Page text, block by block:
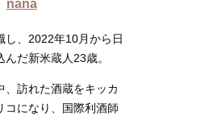
nana
し、2022年10月から日
だ新米蔵人23歳。
、訪れた酒蔵をキッカ
コになり、国際利酒師